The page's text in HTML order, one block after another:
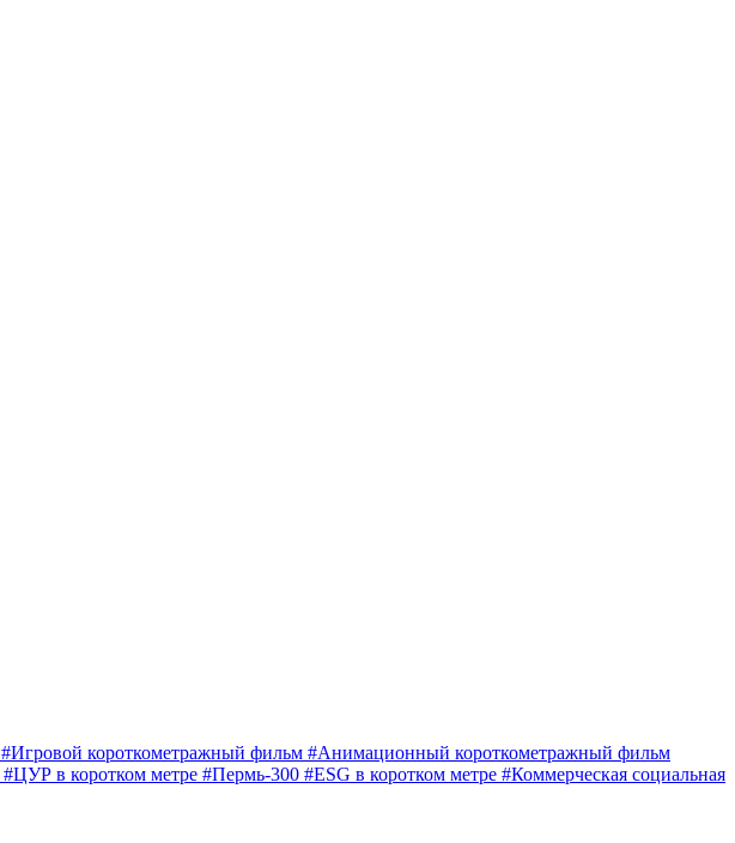
#Игровой короткометражный фильм #Анимационный короткометражный фильм
#ЦУР в коротком метре #Пермь-300 #ESG в коротком метре #Коммерческая социальная